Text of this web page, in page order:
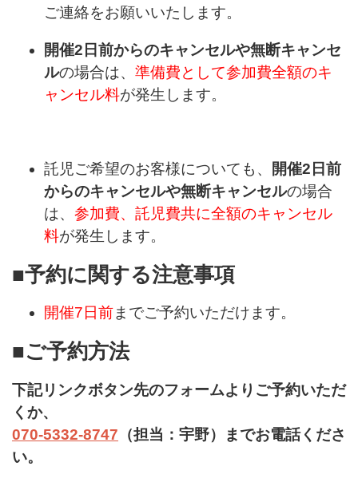
ご連絡をお願いいたします。
開催2日前からのキャンセルや無断キャンセ
ルの場合は、 準備費として参加費全額のキ
ャンセル料が発生します。
託児ご希望のお客様についても、
開催2日前
からのキャンセルや無断キャンセルの場合
は、 参加費、託児費共に全額のキャンセル
料が発生します。
■予約に関する注意事項
開催7日前までご予約いただけます。
■ご予約方法
下記リンクボタン先のフォームよりご予約いただ
くか、
070-5332-8747 （担当：宇野）までお電話くださ
い。